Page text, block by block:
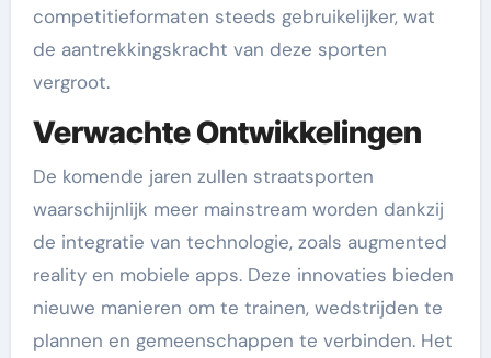
competitieformaten steeds gebruikelijker, wat
de aantrekkingskracht van deze sporten
vergroot.
Verwachte Ontwikkelingen
De komende jaren zullen straatsporten
waarschijnlijk meer mainstream worden dankzij
de integratie van technologie, zoals augmented
reality en mobiele apps. Deze innovaties bieden
nieuwe manieren om te trainen, wedstrijden te
plannen en gemeenschappen te verbinden. Het